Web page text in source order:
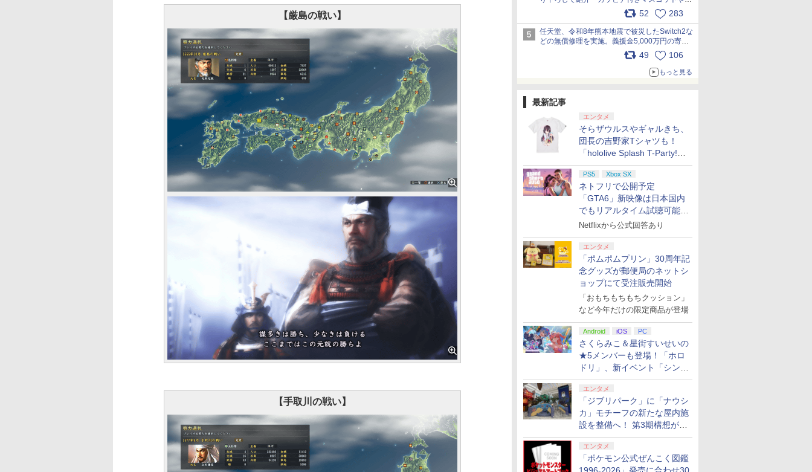
52 283
任天堂、令和8年熊本地震で被災したSwitch2な
どの無償修理を実施。義援金5,000万円の寄付
も発表 pic.x.com/BAYsMfUfUC
49 106
もっと見る
最新記事
エンタメ
そらザウルスやギャルきち、
団長の吉野家Tシャツも！
「hololive Splash T-Party!」
全Tシャツラインナップ公開
＆オンライン販売開始
PS5 Xbox SX
ネトフリで公開予定
「GTA6」新映像は日本国内
でもリアルタイム試聴可能。
しかも日本語字幕付き
Netflixから公式回答あり
エンタメ
「ポムポムプリン」30周年記
念グッズが郵便局のネットシ
ョップにて受注販売開始
「おもちもちもちクッション」
など今年だけの限定商品が登場
Android iOS PC
さくらみこ＆星街すいせいの
★5メンバーも登場！「ホロ
ドリ」、新イベント「シンク
ロする夏のスパークル」がス
タート
エンタメ
「ジブリパーク」に「ナウシ
カ」モチーフの新たな屋内施
設を整備へ！ 第3期構想が公
開
エンタメ
「ポケモン公式ぜんこく図鑑
【厳島の戦い】
【手取川の戦い】